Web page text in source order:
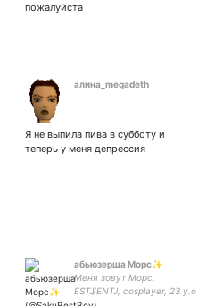
пожалуйста
алина_megadeth
Я не выпила пива в субботу и
теперь у меня депрессия
абьюзерша Морс✨
Меня зовут Морс,
ESTJ/ENTJ, cosplayer, 23 y.о